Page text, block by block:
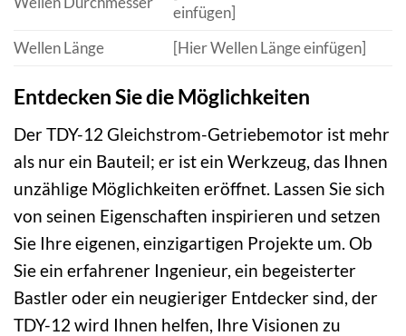
einfügen]
Wellen Länge
[Hier Wellen Länge einfügen]
Entdecken Sie die Möglichkeiten
Der TDY-12 Gleichstrom-Getriebemotor ist mehr
als nur ein Bauteil; er ist ein Werkzeug, das Ihnen
unzählige Möglichkeiten eröffnet. Lassen Sie sich
von seinen Eigenschaften inspirieren und setzen
Sie Ihre eigenen, einzigartigen Projekte um. Ob
Sie ein erfahrener Ingenieur, ein begeisterter
Bastler oder ein neugieriger Entdecker sind, der
TDY-12 wird Ihnen helfen, Ihre Visionen zu